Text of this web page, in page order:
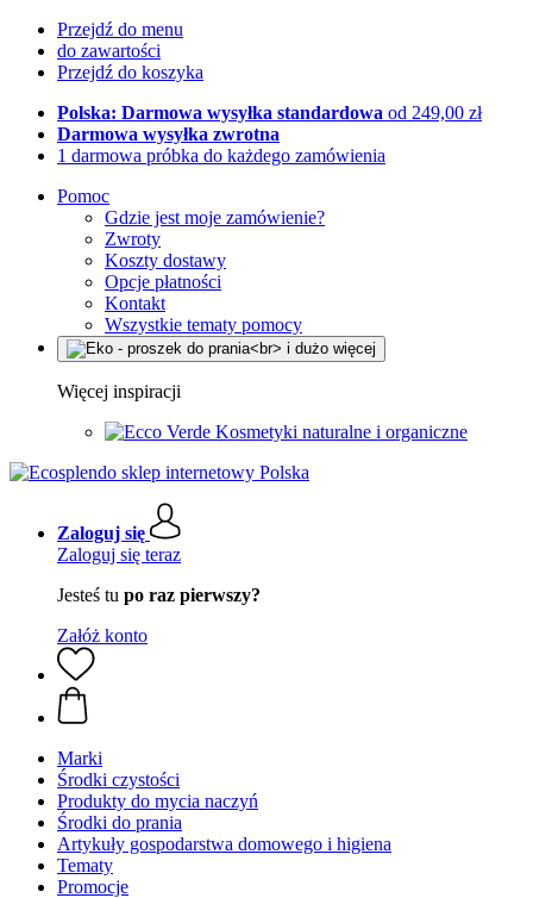
Przejdź do menu
do zawartości
Przejdź do koszyka
Polska: Darmowa wysyłka standardowa od 249,00 zł
Darmowa wysyłka zwrotna
1 darmowa próbka do każdego zamówienia
Pomoc
Gdzie jest moje zamówienie?
Zwroty
Koszty dostawy
Opcje płatności
Kontakt
Wszystkie tematy pomocy
Więcej inspiracji
Kosmetyki naturalne i organiczne
Zaloguj się
Zaloguj się teraz
Jesteś tu po raz pierwszy?
Załóż konto
Marki
Środki czystości
Produkty do mycia naczyń
Środki do prania
Artykuły gospodarstwa domowego i higiena
Tematy
Promocje